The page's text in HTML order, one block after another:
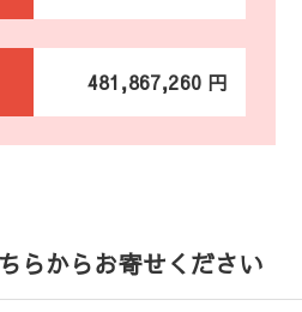
481,867,260 円
らからお寄せください